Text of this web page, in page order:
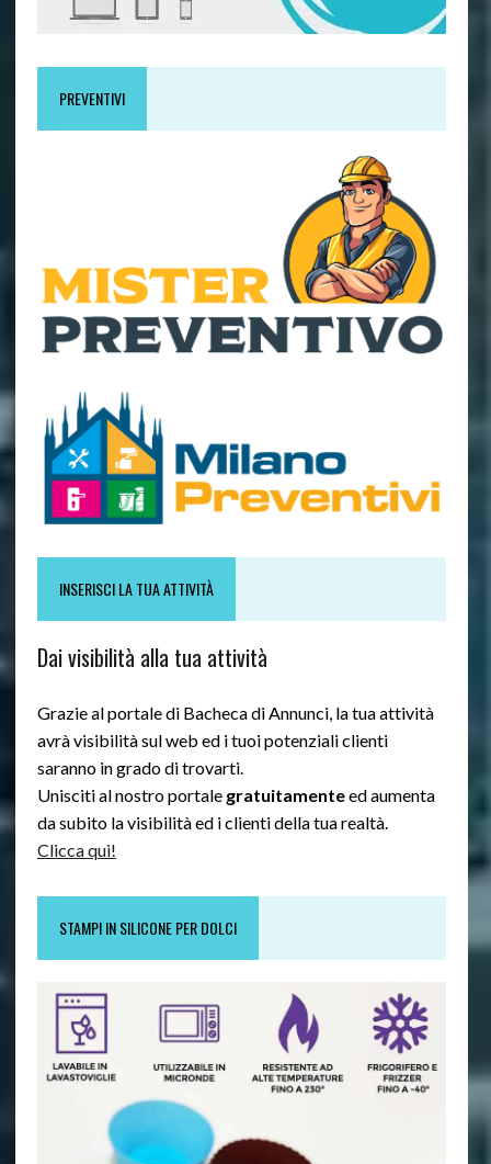
PREVENTIVI
INSERISCI LA TUA ATTIVITÀ
Dai visibilità alla tua attività
Grazie al portale di Bacheca di Annunci, la tua attività
avrà visibilità sul web ed i tuoi potenziali clienti
saranno in grado di trovarti.
Unisciti al nostro portale gratuitamenteed aumenta
da subito la visibilità ed i clienti della tua realtà.
Clicca qui!
STAMPI IN SILICONE PER DOLCI